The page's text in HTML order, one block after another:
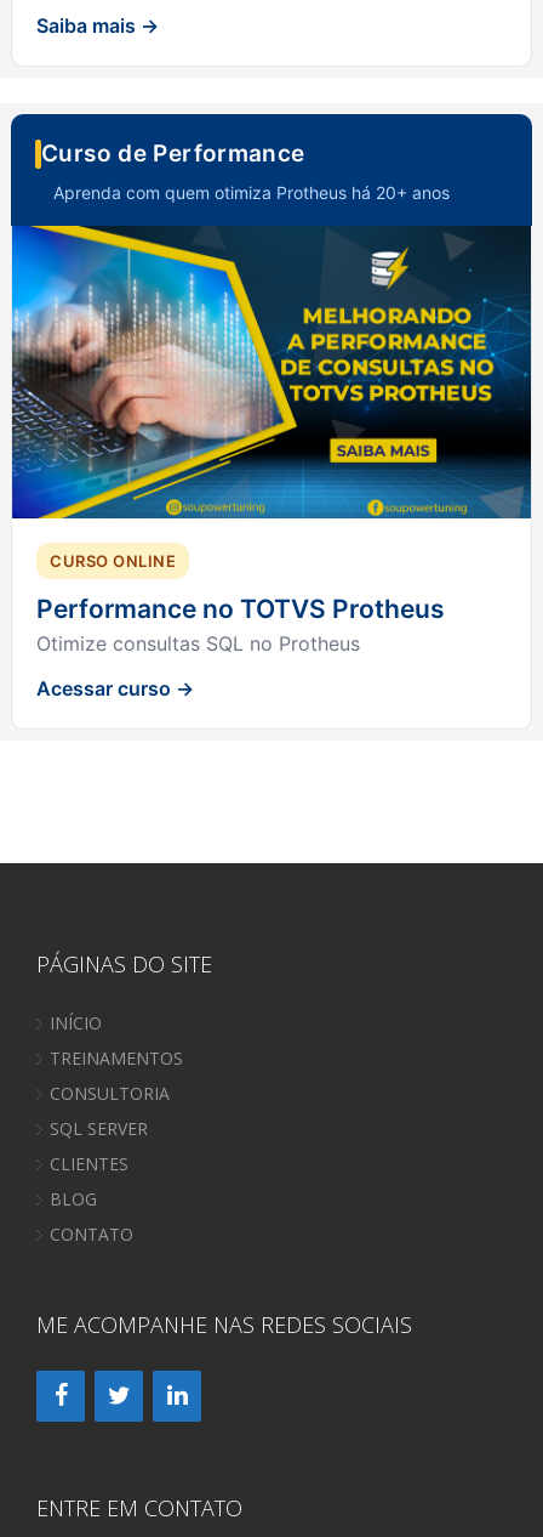
Saiba mais →
Curso de Performance
Aprenda com quem otimiza Protheus há 20+ anos
CURSO ONLINE
Performance no TOTVS Protheus
Otimize consultas SQL no Protheus
Acessar curso →
PÁGINAS DO SITE
INÍCIO
TREINAMENTOS
CONSULTORIA
SQL SERVER
CLIENTES
BLOG
CONTATO
ME ACOMPANHE NAS REDES SOCIAIS
ENTRE EM CONTATO